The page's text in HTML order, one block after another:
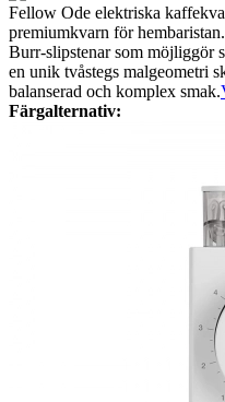
Fellow Ode elektriska
premiumkvarn för
Burr-slipstenar som möjliggör
en unik tvåstegs malgeometri
balanserad och komplex smak.
Färgalternativ: